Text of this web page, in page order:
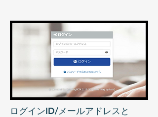
ログインID/メールアドレスと